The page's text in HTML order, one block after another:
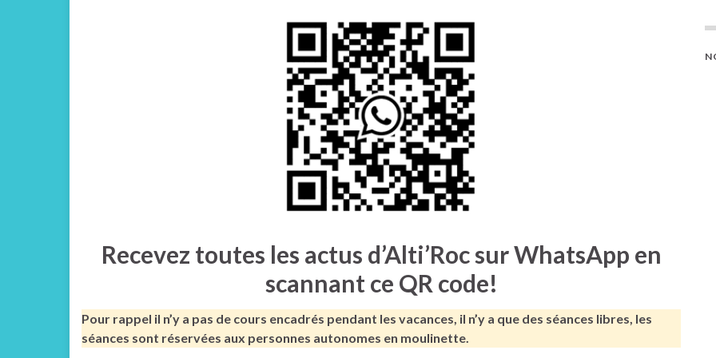
Recevez toutes les actus d’Alti’Roc sur WhatsApp en
scannant ce QR code!
Pour rappel il n’y a pas de cours encadrés pendant les vacances, il n’y a que des séances libres, les
séances sont réservées aux personnes autonomes en moulinette.